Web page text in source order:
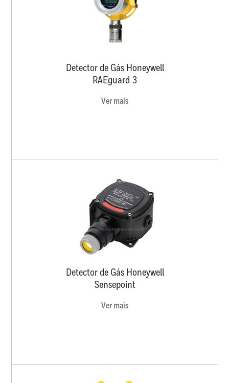
Detector de Gás Honeywell
RAEguard 3
Ver mais
Detector de Gás Honeywell
Sensepoint
Ver mais